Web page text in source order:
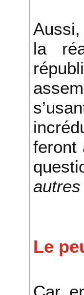
la
feront
Le